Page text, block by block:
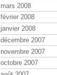
mars 2008
février 2008
janvier 2008
décembre 2007
novembre 2007
octobre 2007